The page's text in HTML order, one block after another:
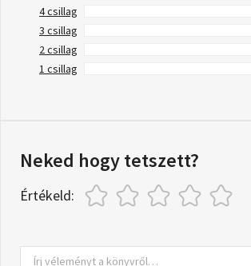
4 csillag
3 csillag
2 csillag
1 csillag
Neked hogy tetszett?
Értékeld: